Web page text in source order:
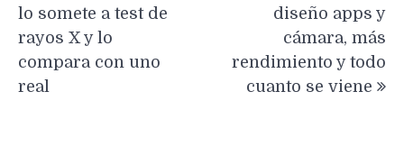
lo somete a test de
rayos X y lo
compara con uno
real
diseño apps y
cámara, más
rendimiento y todo
cuanto se viene